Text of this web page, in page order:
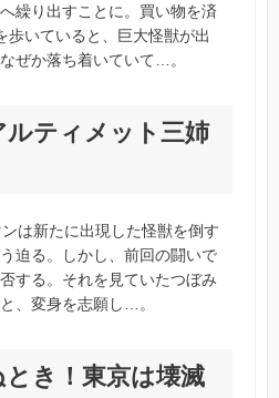
繰り出すことに。買い物を済
歩いていると、巨大怪獣が出
ぜか落ち着いていて…。
ルティメット三姉
は新たに出現した怪獣を倒す
迫る。しかし、前回の闘いで
する。それを見ていたつぼみ
、変身を志願し…。
き！東京は壊滅